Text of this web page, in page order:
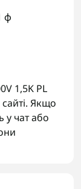
ф
1,5K PL
Якщо
у чат або